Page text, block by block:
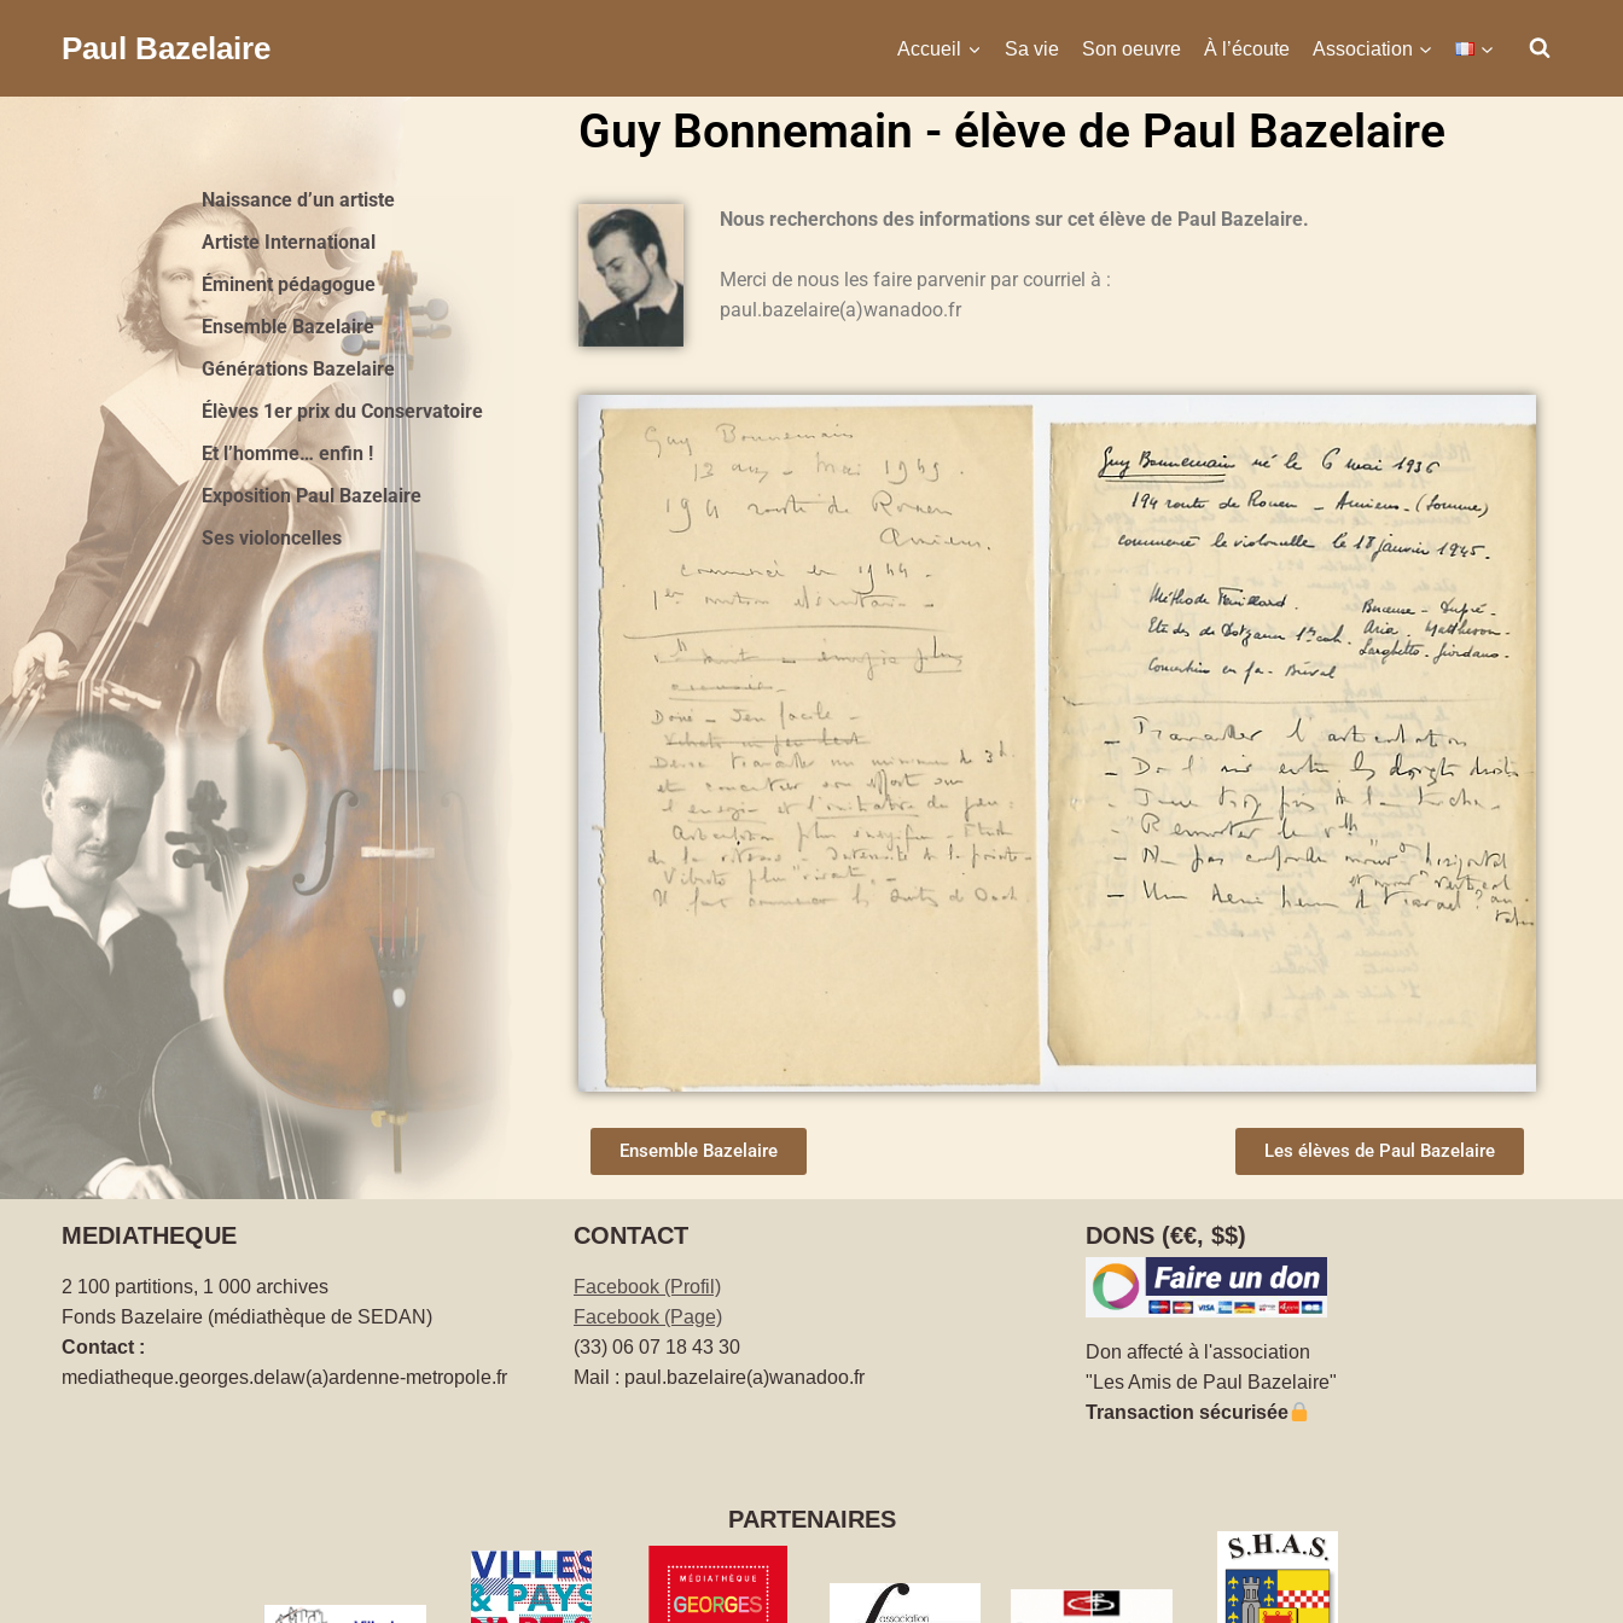
Paul Bazelaire Accueil Sa vie Son oeuvre À l’écoute Association
Naissance d’un artiste
Artiste International
Éminent pédagogue
Ensemble Bazelaire
Générations Bazelaire
Élèves 1er prix du Conservatoire
Et l’homme… enfin !
Exposition Paul Bazelaire
Ses violoncelles
Guy Bonnemain - élève de Paul Bazelaire​
Nous recherchons des informations sur cet élève de Paul Bazelaire.
Merci de nous les faire parvenir par courriel à :
paul.bazelaire(a)wanadoo.fr
Ensemble Bazelaire Les élèves de Paul Bazelaire
MEDIATHEQUE
2 100 partitions, 1 000 archives
Fonds Bazelaire (médiathèque de SEDAN)
Contact :
mediatheque.georges.delaw(a)ardenne-metropole.fr
CONTACT
Facebook (Profil)
Facebook (Page)
(33) 06 07 18 43 30
Mail : paul.bazelaire(a)wanadoo.fr
DONS (€€, $$)
Don affecté à l'association
"Les Amis de Paul Bazelaire"
Transaction sécurisée
PARTENAIRES